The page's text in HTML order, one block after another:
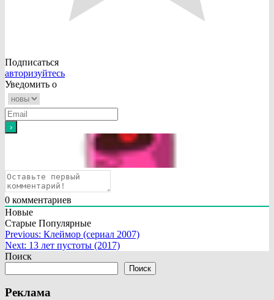
Подписаться
авторизуйтесь
Уведомить о
0 комментариев
Новые
Старые Популярные
Навигация
по
Previous: Клеймор (сериал 2007)
Next: 13 лет пустоты (2017)
Поиск
Поиск
Реклама